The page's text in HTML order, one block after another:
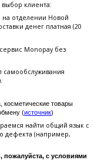
клиента:
отделении Новой
денег платная (20
Monopay без
самообслуживания
косметические товары
(источник)
найти общий язык с
дефекта (например,
пожалуйста, с условиями